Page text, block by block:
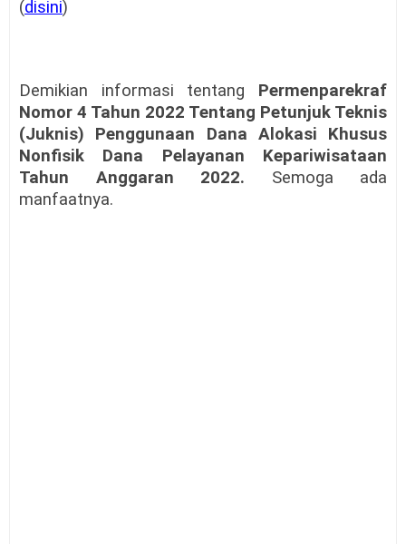
(disini)
Demikian informasi tentang Permenparekraf
Nomor 4 Tahun 2022 Tentang Petunjuk Teknis
(Juknis) Penggunaan Dana Alokasi Khusus
Nonfisik Dana Pelayanan Kepariwisataan
Tahun Anggaran 2022. Semoga ada
manfaatnya.